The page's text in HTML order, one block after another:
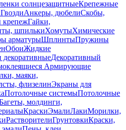
солнцезащитныеКрепежные
ГвоздиАнкеры, дюбелиСкобы,
крепежГайки,
шпилькиХомутыХимические
арматурыШплинтыПружины
ОбоиЖидкие
Декоративный
Армирующие
маяки,
флизелинЭкраны для
Потолочные системыПотолочные
молдинги,
КраскиЭмалиЛакиМорилки,
РастворителиГрунтовкиКраски,